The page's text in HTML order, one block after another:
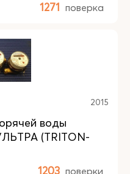
1271 поверка
2015
воды
(TRITON-
1203 поверки